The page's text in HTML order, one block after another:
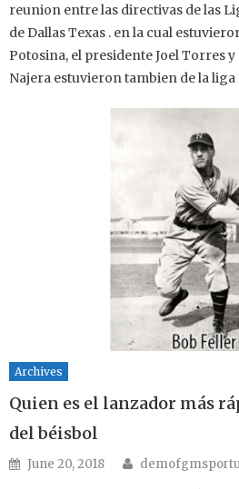
reunion entre las directivas de las
de Dallas Texas . en la cual
Potosina, el presidente Joel Torres
Najera estuvieron tambien de la liga
Archives
Quien es el lanzador más
del béisbol
Posted on
June 20, 2018 Author